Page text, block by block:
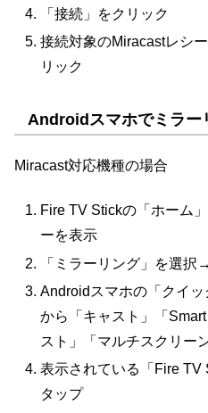
「接続」をクリック
接続対象のMiracastレシ
リック
Androidスマホでミラー
Miracast対応機種の場合
Fire TV Stickの「ホーム
ーを表示
「ミラーリング」を選択
Androidスマホの「クイッ
から「キャスト」「
スト」「マルチスクリー
表示されている「Fire TV
タップ